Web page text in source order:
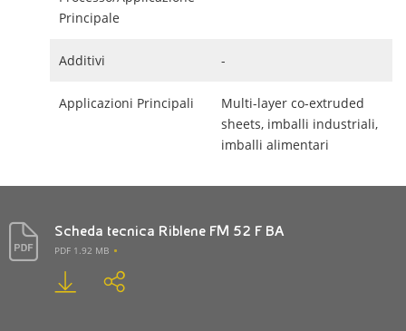
Principale
Additivi -
Applicazioni Principali
Multi-layer co-extruded
sheets, imballi industriali,
imballi alimentari
Scheda tecnica Riblene FM 52 F BA
PDF 1.92 MB